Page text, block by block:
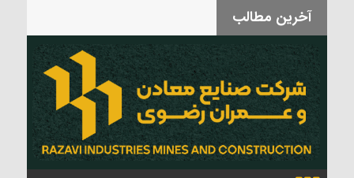
آخرین مطالب
بدرقه آقای شهید